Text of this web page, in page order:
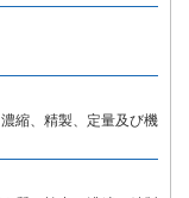
縮、精製、定量及び機